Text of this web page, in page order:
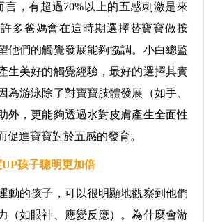
言，有超過70%以上的五感刺激是來
多爸媽會在這時期選擇替寶寶做按
他們的觸覺發展能夠協調。小白總監
生美好的觸覺經驗，最好的選擇其實
為游泳除了對寶寶肢體發展（如手、
外，更能夠透過水對皮膚產生全面性
促進寶寶對於五感的發育。
孩子聰明更加倍
動的孩子，可以很明顯地觀察到他們
（如眼神、應變反應）。為什麼會游